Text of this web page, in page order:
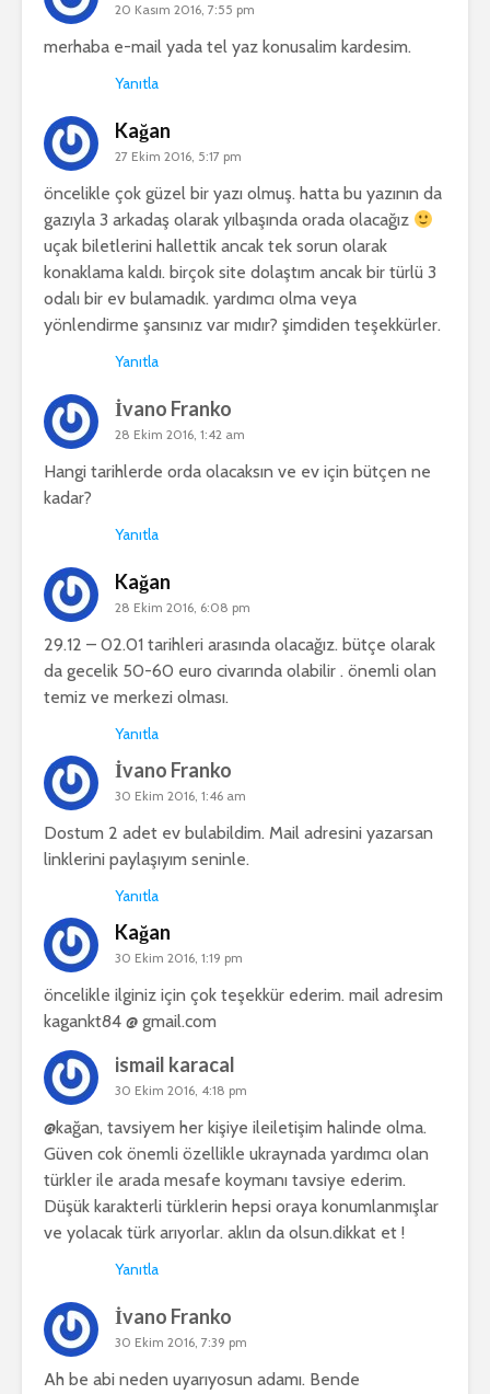
20 Kasım 2016, 7:55 pm
merhaba e-mail yada tel yaz konusalim kardesim.
Yanıtla
Kağan
27 Ekim 2016, 5:17 pm
öncelikle çok güzel bir yazı olmuş. hatta bu yazının da
gazıyla 3 arkadaş olarak yılbaşında orada olacağız
uçak biletlerini hallettik ancak tek sorun olarak
konaklama kaldı. birçok site dolaştım ancak bir türlü 3
odalı bir ev bulamadık. yardımcı olma veya
yönlendirme şansınız var mıdır? şimdiden teşekkürler.
Yanıtla
İvano Franko
28 Ekim 2016, 1:42 am
Hangi tarihlerde orda olacaksın ve ev için bütçen ne
kadar?
Yanıtla
Kağan
28 Ekim 2016, 6:08 pm
29.12 – 02.01 tarihleri arasında olacağız. bütçe olarak
da gecelik 50-60 euro civarında olabilir . önemli olan
temiz ve merkezi olması.
Yanıtla
İvano Franko
30 Ekim 2016, 1:46 am
Dostum 2 adet ev bulabildim. Mail adresini yazarsan
linklerini paylaşıyım seninle.
Yanıtla
Kağan
30 Ekim 2016, 1:19 pm
öncelikle ilginiz için çok teşekkür ederim. mail adresim
kagankt84 @ gmail.com
ismail karacal
30 Ekim 2016, 4:18 pm
@kağan, tavsiyem her kişiye ileiletişim halinde olma.
Güven cok önemli özellikle ukraynada yardımcı olan
türkler ile arada mesafe koymanı tavsiye ederim.
Düşük karakterli türklerin hepsi oraya konumlanmışlar
ve yolacak türk arıyorlar. aklın da olsun.dikkat et !
Yanıtla
İvano Franko
30 Ekim 2016, 7:39 pm
Ah be abi neden uyarıyosun adamı. Bende